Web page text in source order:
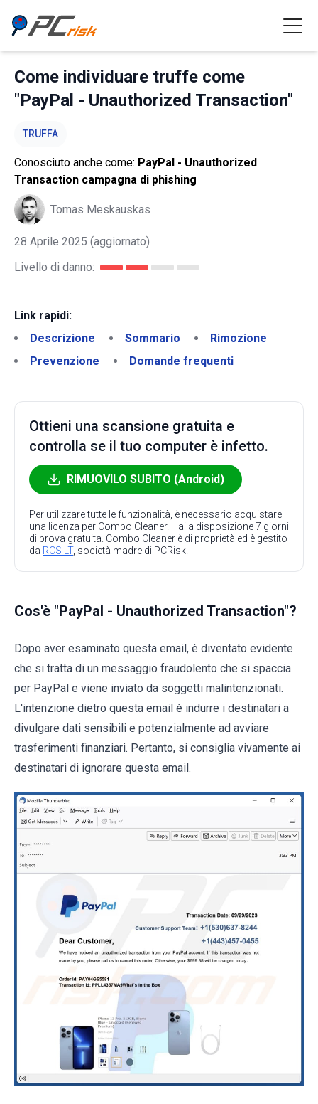
Come individuare truffe come
"PayPal - Unauthorized Transaction"
TRUFFA
Conosciuto anche come: PayPal - Unauthorized
Transaction campagna di phishing
Tomas Meskauskas
28 Aprile 2025 (aggiornato)
Livello di danno:
Link rapidi:
Descrizione
Sommario
Rimozione
Prevenzione
Domande frequenti
Ottieni una scansione gratuita e
controlla se il tuo computer è infetto.
RIMUOVILO SUBITO (Android)
Per utilizzare tutte le funzionalità, è necessario acquistare
una licenza per Combo Cleaner. Hai a disposizione 7 giorni
di prova gratuita. Combo Cleaner è di proprietà ed è gestito
da RCS LT, società madre di PCRisk.
Cos'è "PayPal - Unauthorized Transaction"?
Dopo aver esaminato questa email, è diventato evidente
che si tratta di un messaggio fraudolento che si spaccia
per PayPal e viene inviato da soggetti malintenzionati.
L'intenzione dietro questa email è indurre i destinatari a
divulgare dati sensibili e potenzialmente ad avviare
trasferimenti finanziari. Pertanto, si consiglia vivamente ai
destinatari di ignorare questa email.